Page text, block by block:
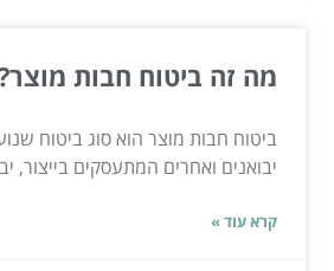
מה זה ביטוח חבות
ביטוח חבות מוצר הוא סוג ביטוח
יבואנים ואחרים המתעסקים בייצור,
קרא עוד »